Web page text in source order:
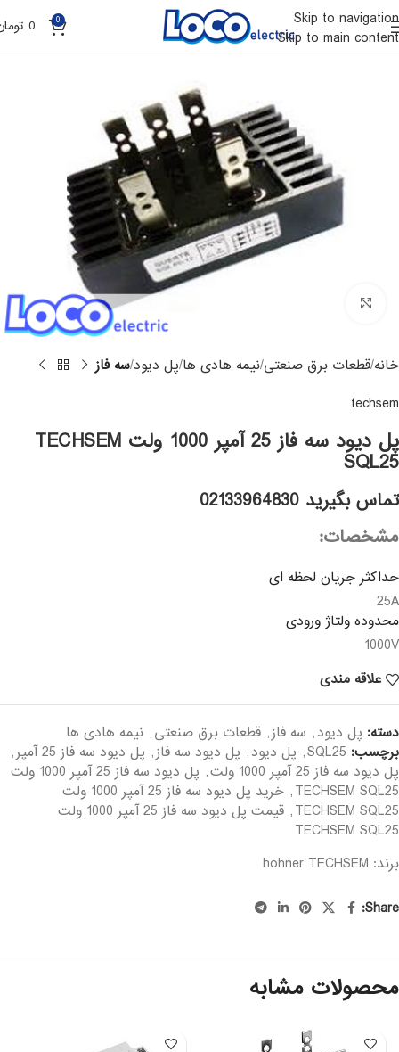
Skip to navigation
Skip to main content
0
0
خانه قطعات برق صنعتی نیمه هادی ها پل دیود سه فاز
techsem
پل دیود سه فاز 25 آمپر 1000 ولت TECHSEM
SQL25
تماس بگیرید 02133964830
مشخصات:
حداکثر جریان لحظه ای
25A
محدوده ولتاژ ورودی
1000V
علاقه مندی
دسته: پل دیود, سه فاز, قطعات برق صنعتی, نیمه هادی ها
برچسب: SQL25
, پل دیود, پل دیود سه فاز, پل دیود سه فاز 25 آمپر
,
پل دیود سه فاز 25 آمپر 1000 ولت
,
پل دیود سه فاز 25 آمپر 1000 ولت
TECHSEM SQL25
,
خرید پل دیود سه فاز 25 آمپر 1000 ولت
TECHSEM SQL25
,
قیمت پل دیود سه فاز 25 آمپر 1000 ولت
TECHSEM SQL25
برند: hohner TECHSEM
Share:
محصولات مشابه